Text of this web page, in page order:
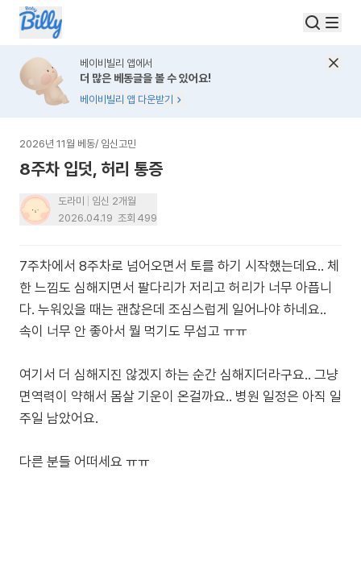
베이비빌리 앱에서
더 많은 베동글을 볼 수 있어요!
베이비빌리 앱 다운받기
2026년 11월 베동/ 임신고민
8주차 입덧, 허리 통증
도라미
임신 2개월
2026.04.19 조회 499
7주차에서 8주차로 넘어오면서 토를 하기 시작했는데요.. 체
한 느낌도 심해지면서 팔다리가 저리고 허리가 너무 아픕니
다. 누워있을 때는 괜찮은데 조심스럽게 일어나야 하네요..
속이 너무 안 좋아서 뭘 먹기도 무섭고 ㅠㅠ
여기서 더 심해지진 않겠지 하는 순간 심해지더라구요.. 그냥
면역력이 약해서 몸살 기운이 온걸까요.. 병원 일정은 아직 일
주일 남았어요.
다른 분들 어떠세요 ㅠㅠ